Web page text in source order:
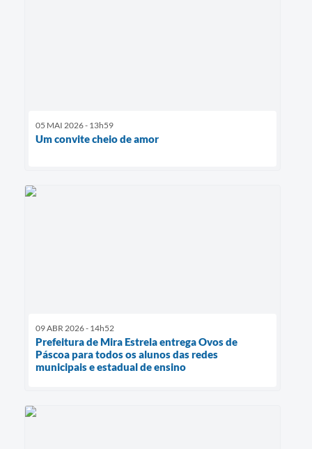
05 MAI 2026 - 13h59
Um convite cheio de amor
09 ABR 2026 - 14h52
Prefeitura de Mira Estrela entrega Ovos de
Páscoa para todos os alunos das redes
municipais e estadual de ensino